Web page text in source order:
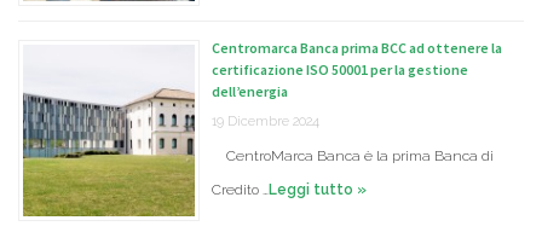
Centromarca Banca prima BCC ad ottenere la
certificazione ISO 50001 per la gestione
dell’energia
19 Dicembre 2024
CentroMarca Banca è la prima Banca di
Credito …Leggi tutto »